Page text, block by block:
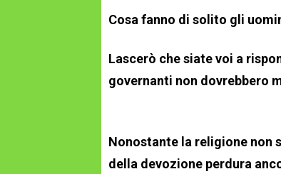
Cosa fanno di solito gli
Lascerò che siate voi a
governanti non dovrebbero
Nonostante la religione non
della devozione perdura